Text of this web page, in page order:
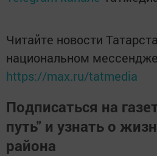
Читайте новости
национальном
https://max.ru/tatmedia
Подписаться на
путь" и узнать о
района